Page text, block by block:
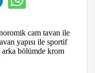
cam tavan ile
yapısı ile sportif
bölümde krom